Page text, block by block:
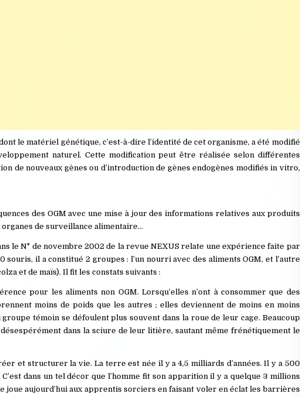
le matériel génétique, c’est-à-dire l’identité de cet organisme, a été modifié
naturel. Cette modification peut être réalisée selon différentes
de nouveaux gènes ou d’introduction de gènes endogènes modifiés in vitro,
des OGM avec une mise à jour des informations relatives aux produits
organes de surveillance alimentaire…
le N° de novembre 2002 de la revue NEXUS relate une expérience faite par
il a constitué 2 groupes : l’un nourri avec des aliments OGM, et l’autre
et de maïs). Il fit les constats suivants :
pour les aliments non OGM. Lorsqu’elles n’ont à consommer que des
moins de poids que les autres ; elles deviennent de moins en moins
témoin se défoulent plus souvent dans la roue de leur cage. Beaucoup
dans la sciure de leur litière, sautant même frénétiquement le
et structurer la vie. La terre est née il y a 4,5 milliards d’années. Il y a 500
dans un tel décor que l’homme fit son apparition il y a quelque 3 millions
joue aujourd’hui aux apprentis sorciers en faisant voler en éclat les barrières